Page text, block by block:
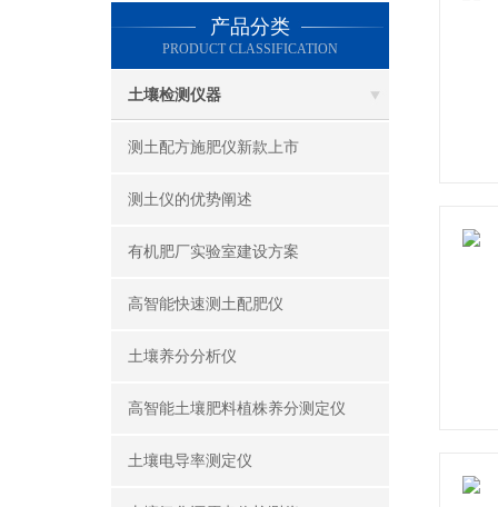
产品分类
PRODUCT CLASSIFICATION
土壤检测仪器
测土配方施肥仪新款上市
测土仪的优势阐述
有机肥厂实验室建设方案
高智能快速测土配肥仪
土壤养分分析仪
高智能土壤肥料植株养分测定仪
土壤电导率测定仪